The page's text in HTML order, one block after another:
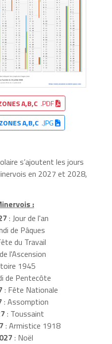
A,B,C .PDF
ZONES A,B,C.JPG
s’ajoutent les jours
en 2027 et 2028,
:
: Jour de l'an
de Pâques
du Travail
l'Ascension
1945
de Pentecôte
: Fête Nationale
: Assomption
: Toussaint
: Armistice 1918
: Noël